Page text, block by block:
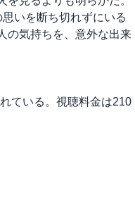
いを断ち切れずにいる
の気持ちを、意外な出来
ている。視聴料金は210